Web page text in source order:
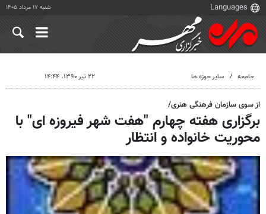
شنبه ۱۷ مرداد ۱۴۰۵
جامعه سایر حوزه ها ۲۲ تیر ۱۳۹۰، ۱۴:۴۴
از سوی سازمان فرهنگی هنری/
برگزاری هفته چهارم "هفت شهر فیروزه ای" با
محوریت خانواده و انتظار